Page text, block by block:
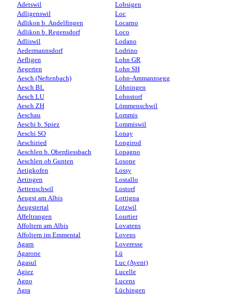
Adetswil
Adligenswil
Adlikon b. Andelfingen
Adlikon b. Regensdorf
Adliswil
Aedermannsdorf
Aefligen
Aegerten
Aesch (Neftenbach)
Aesch BL
Aesch LU
Aesch ZH
Aeschau
Aeschi b. Spiez
Aeschi SO
Aeschiried
Aeschlen b. Oberdiessbach
Aeschlen ob Gunten
Aetigkofen
Aetingen
Aettenschwil
Aeugst am Albis
Aeugstertal
Affeltrangen
Affoltern am Albis
Affoltern im Emmental
Agarn
Agarone
Agasul
Agiez
Agno
Agra
Lobsigen
Loc
Locarno
Loco
Lodano
Lodrino
Lohn GR
Lohn SH
Lohn-Ammannsegg
Löhningen
Lohnstorf
Lömmenschwil
Lommis
Lommiswil
Lonay
Longirod
Lopagno
Losone
Lossy
Lostallo
Lostorf
Lottigna
Lotzwil
Lourtier
Lovatens
Lovens
Loveresse
Lü
Luc (Ayent)
Lucelle
Lucens
Lüchingen